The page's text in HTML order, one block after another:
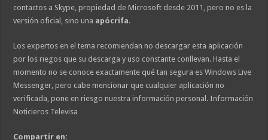
contactos a Skype, propiedad de Microsoft desde 2011, pero no es la
versión oficial, sino una apócrifa.
Los expertos en el tema recomiendan no descargar esta aplicación
por los riegos que su descarga y uso constante conllevan. Hasta el
momento no se conoce exactamente qué tan segura es Windows Live
Messenger, pero cabe mencionar que cualquier aplicación no
verificada, pone en riesgo nuestra información personal. Información
Noticieros Televisa
Compartir en: